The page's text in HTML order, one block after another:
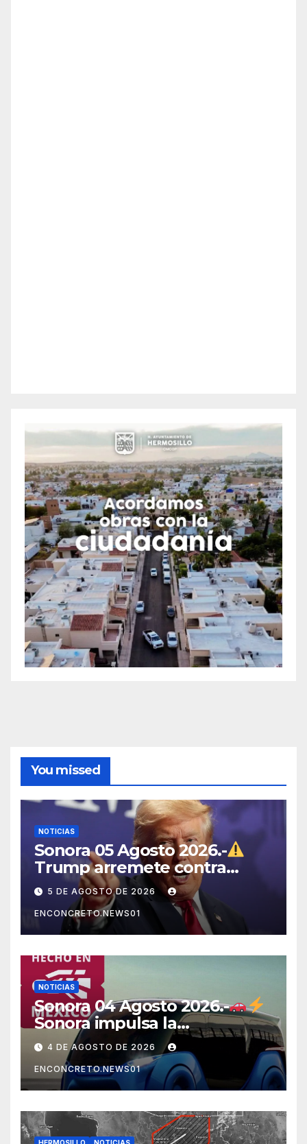
You missed
NOTICIAS
Sonora 05 Agosto 2026.-
Trump arremete contra
México, Canadá y otras
potencias por supuestos
abusos comerciales
5 DE AGOSTO DE 2026
ENCONCRETO.NEWS01
NOTICIAS
Sonora 04 Agosto 2026.-
Sonora impulsa la
electromovilidad con
«Beyond», un vehículo
eléctrico desarrollado junto
al ITH
4 DE AGOSTO DE 2026
ENCONCRETO.NEWS01